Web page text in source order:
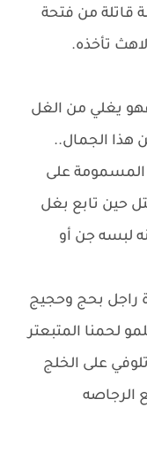
قاتلة من فتحة
تأخذه.
يغلي من الغل
هذا الجمال..
المسمومة على
حين تابع بغل
لبسه جن أو
راجل بحج وحجيج
لحمنا المتبعتر
على الخلج
الرجاصه